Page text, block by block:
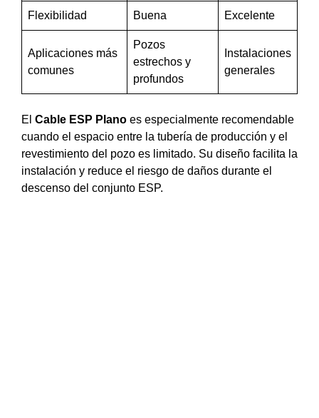
Flexibilidad Buena Excelente
Aplicaciones más
comunes
Pozos
estrechos y
profundos
Instalaciones
generales
El Cable ESP Plano es especialmente recomendable
cuando el espacio entre la tubería de producción y el
revestimiento del pozo es limitado. Su diseño facilita la
instalación y reduce el riesgo de daños durante el
descenso del conjunto ESP.